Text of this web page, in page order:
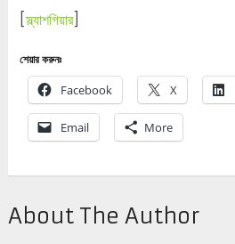
[স্ল্যাশগিয়ার]
শেয়ার করুনঃ
Facebook X
Email More
About The Author